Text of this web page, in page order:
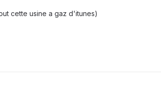
cette usine a gaz d'itunes)